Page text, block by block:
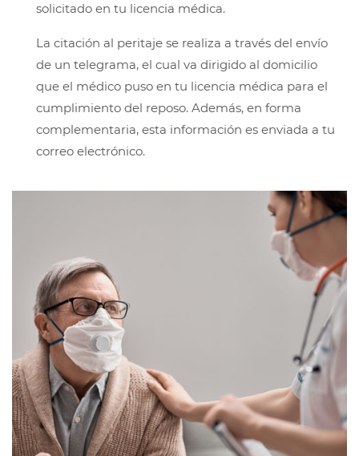
solicitado en tu licencia médica.
La citación al peritaje se realiza a través del envío
de un telegrama, el cual va dirigido al domicilio
que el médico puso en tu licencia médica para el
cumplimiento del reposo. Además, en forma
complementaria, esta información es enviada a tu
correo electrónico.